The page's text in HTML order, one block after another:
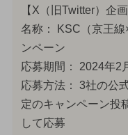
【X（旧Twitter）企画
名称： KSC（京王
ンペーン
応募期間： 2024年2
応募方法： 3社の公
定のキャンペーン投
して応募